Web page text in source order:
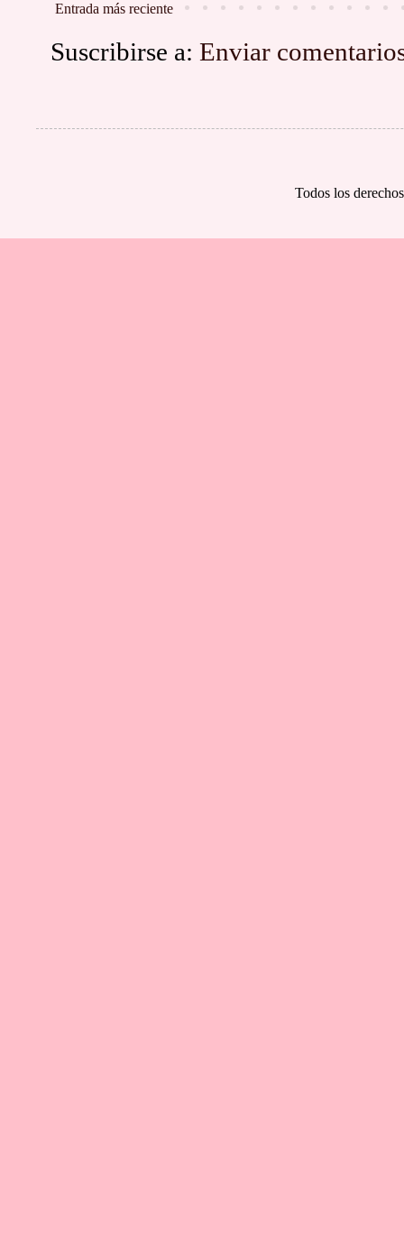
Entrada más reciente
Suscribirse a: Enviar
Todos los